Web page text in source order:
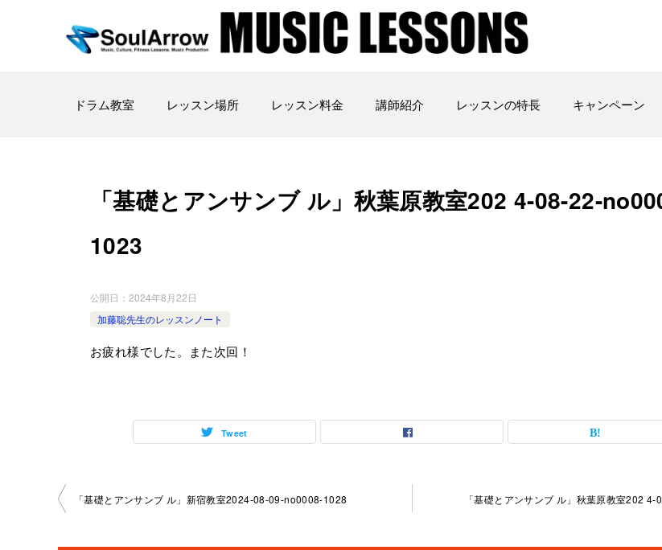
ドラム教室 レッスン場所 レッスン料金 講師紹介 レッスンの特長 キャンペーン
「基礎とアンサンブ ル」秋葉原教室202 4-08-22-
1023
公開日： 2024年8月22日
加藤聡先生のレッスンノート
お疲れ様でした。また次回！
Tweet
投
「基礎とアンサンブ ル」新宿教室2024-08-09-no0008-1028 「基礎とアンサンブ ル」秋葉原教室202